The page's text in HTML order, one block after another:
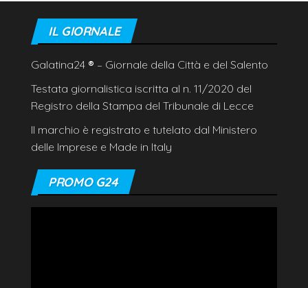
IL GIORNALE
Galatina24 ® – Giornale della Città e del Salento
Testata giornalistica iscritta al n. 11/2020 del
Registro della Stampa del Tribunale di Lecce
Il marchio è registrato e tutelato dal Ministero
delle Imprese e Made in Italy
PROMO G24